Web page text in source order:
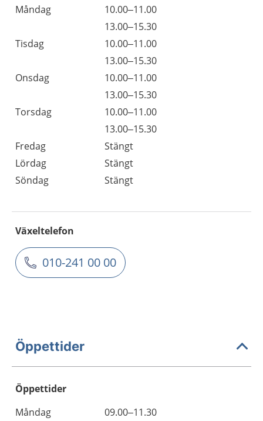
Måndag
10.00–11.00
13.00–15.30
Tisdag
10.00–11.00
13.00–15.30
Onsdag
10.00–11.00
13.00–15.30
Torsdag
10.00–11.00
13.00–15.30
Fredag
Stängt
Lördag
Stängt
Söndag
Stängt
Växeltelefon
010-241 00 00
Öppettider
Öppettider
Dag
Öppettider
Kommentarer
Måndag
09.00–11.30